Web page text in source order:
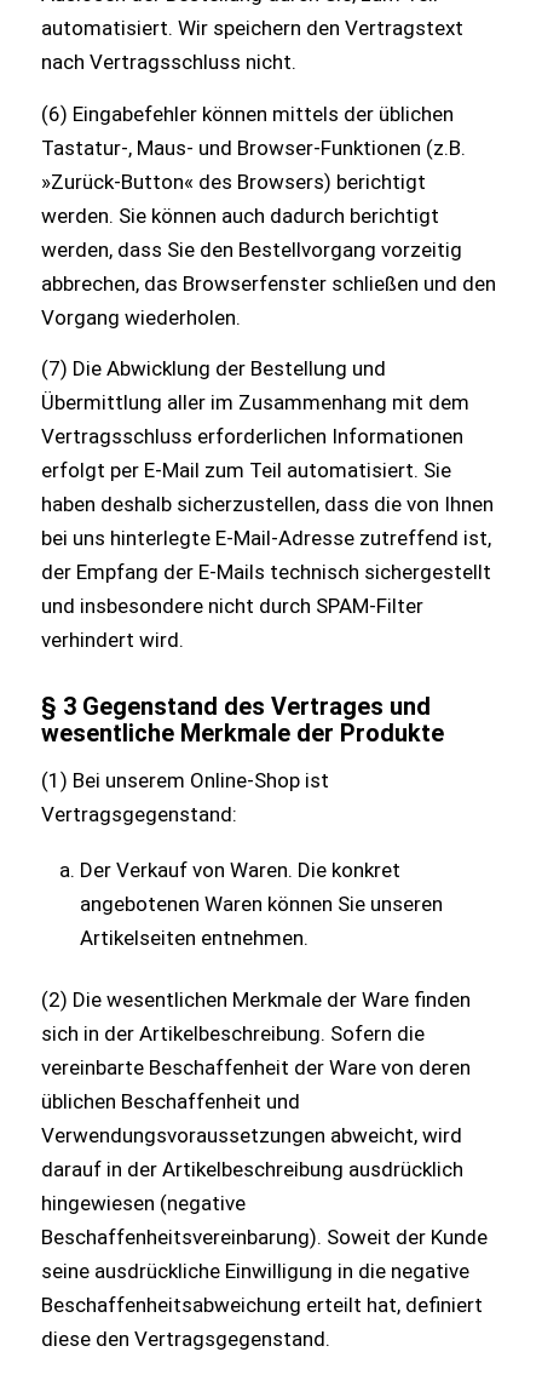
automatisiert. Wir speichern den Vertragstext
nach Vertragsschluss nicht.
(6) Eingabefehler können mittels der üblichen
Tastatur-, Maus- und Browser-Funktionen (z.B.
»Zurück-Button« des Browsers) berichtigt
werden. Sie können auch dadurch berichtigt
werden, dass Sie den Bestellvorgang vorzeitig
abbrechen, das Browserfenster schließen und den
Vorgang wiederholen.
(7) Die Abwicklung der Bestellung und
Übermittlung aller im Zusammenhang mit dem
Vertragsschluss erforderlichen Informationen
erfolgt per E-Mail zum Teil automatisiert. Sie
haben deshalb sicherzustellen, dass die von Ihnen
bei uns hinterlegte E-Mail-Adresse zutreffend ist,
der Empfang der E-Mails technisch sichergestellt
und insbesondere nicht durch SPAM-Filter
verhindert wird.
§ 3 Gegenstand des Vertrages und
wesentliche Merkmale der Produkte
(1) Bei unserem Online-Shop ist
Vertragsgegenstand:
Der Verkauf von Waren. Die konkret
angebotenen Waren können Sie unseren
Artikelseiten entnehmen.
(2) Die wesentlichen Merkmale der Ware finden
sich in der Artikelbeschreibung. Sofern die
vereinbarte Beschaffenheit der Ware von deren
üblichen Beschaffenheit und
Verwendungsvoraussetzungen abweicht, wird
darauf in der Artikelbeschreibung ausdrücklich
hingewiesen (negative
Beschaffenheitsvereinbarung). Soweit der Kunde
seine ausdrückliche Einwilligung in die negative
Beschaffenheitsabweichung erteilt hat, definiert
diese den Vertragsgegenstand.